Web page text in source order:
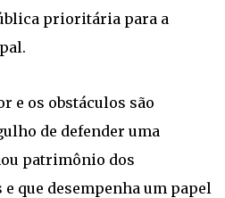
prioritária para a
e os obstáculos são
de defender uma
patrimônio dos
que desempenha um papel